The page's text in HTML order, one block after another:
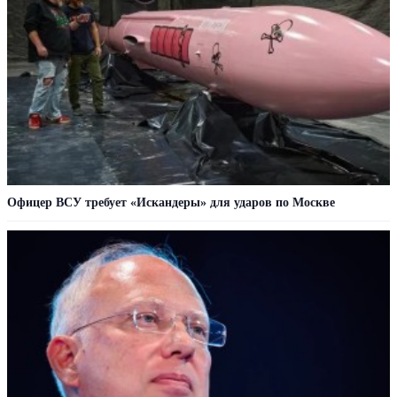
Офицер ВСУ требует «Искандеры» для ударов по Москве